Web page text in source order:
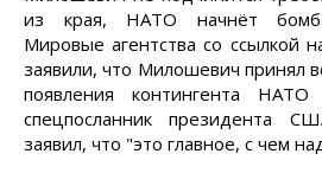
из края, НАТО начнёт
Мировые агентства со ссылкой
заявили, что Милошевич принял
появления контингента
спецпосланник президента
заявил, что "это главное, с чем